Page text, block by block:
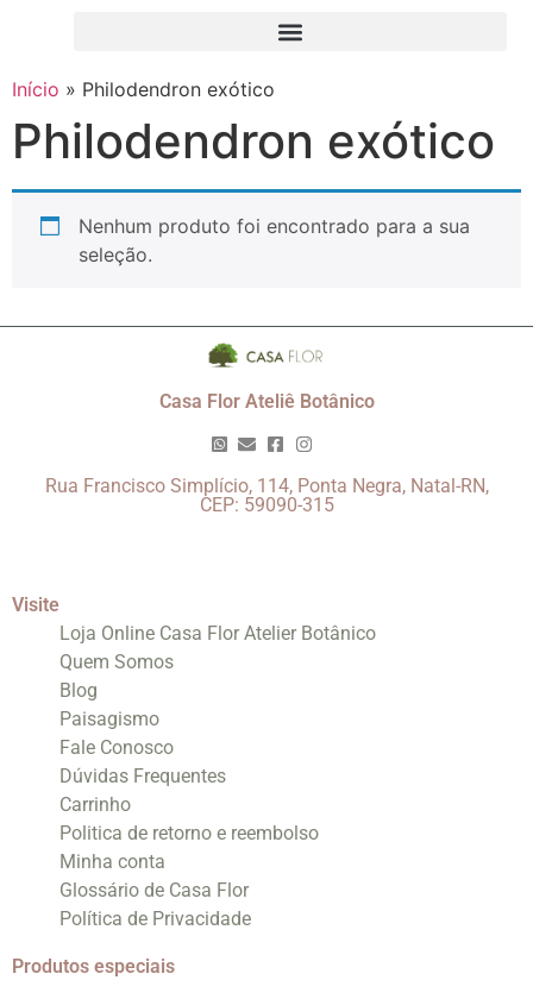
Início » Philodendron exótico
Philodendron exótico
Nenhum produto foi encontrado para a sua
seleção.
Casa Flor Ateliê Botânico
Rua Francisco Simplício, 114, Ponta Negra, Natal-RN,
CEP: 59090-315
Visite
Loja Online Casa Flor Atelier Botânico
Quem Somos
Blog
Paisagismo
Fale Conosco
Dúvidas Frequentes
Carrinho
Politica de retorno e reembolso
Minha conta
Glossário de Casa Flor
Política de Privacidade
Produtos especiais